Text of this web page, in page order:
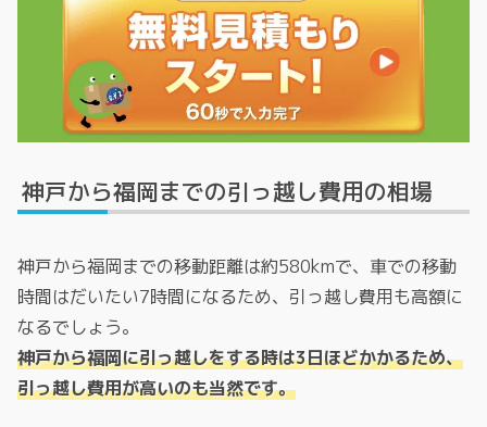
神戸から福岡までの引っ越し費用の相場
神戸から福岡までの移動距離は約580kmで、車での移動
時間はだいたい7時間になるため、引っ越し費用も高額に
なるでしょう。
神戸から福岡に引っ越しをする時は3日ほどかかるため、
引っ越し費用が高いのも当然です。